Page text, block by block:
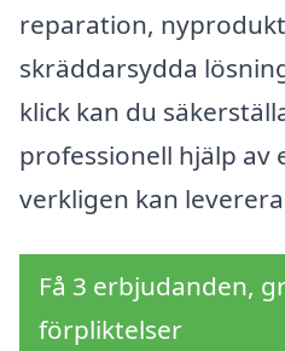
reparation,
skräddarsydda
klick kan du
professionell hjälp av
verkligen kan
Få 3 erbjudanden,
förpliktelser